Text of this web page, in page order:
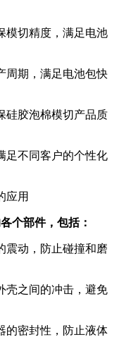
模切精度，满足电池
周期，满足电池包快
硅胶泡棉模切产品质
足不同客户的个性化
个部件，包括：
震动，防止碰撞和磨
壳之间的冲击，避免
的密封性，防止液体